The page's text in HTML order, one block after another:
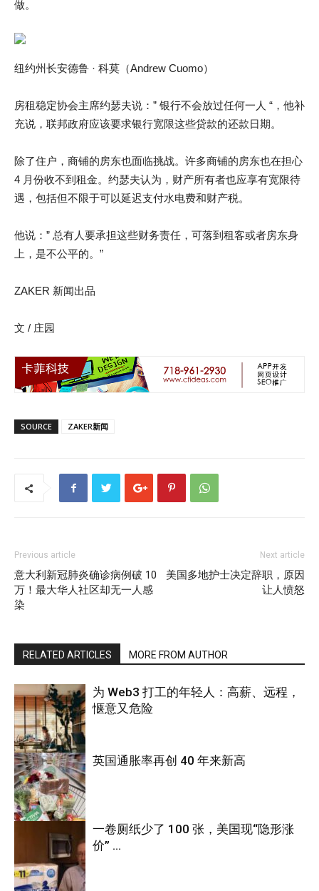
做。
纽约州长安德鲁 · 科莫（Andrew Cuomo）
房租稳定协会主席约瑟夫说：” 银行不会放过任何一人 “，他补
充说，联邦政府应该要求银行宽限这些贷款的还款日期。
除了住户，商铺的房东也面临挑战。许多商铺的房东也在担心
4 月份收不到租金。约瑟夫认为，财产所有者也应享有宽限待
遇，包括但不限于可以延迟支付水电费和财产税。
他说：” 总有人要承担这些财务责任，可落到租客或者房东身
上，是不公平的。”
ZAKER 新闻出品
文 / 庄园
SOURCE ZAKER新闻
Previous article
意大利新冠肺炎确诊病例破 10
万！最大华人社区却无一人感
染
Next article
美国多地护士决定辞职，原因
让人愤怒
RELATED ARTICLES MORE FROM AUTHOR
互联网
为 Web3 打工的年轻人：高薪、远程，
惬意又危险
英国通胀率再创 40 年来新高
一卷厕纸少了 100 张，美国现“隐形涨
价” …